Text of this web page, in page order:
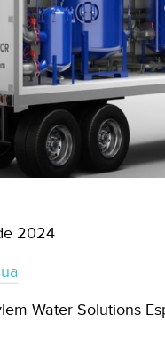
2024
Water Solutions